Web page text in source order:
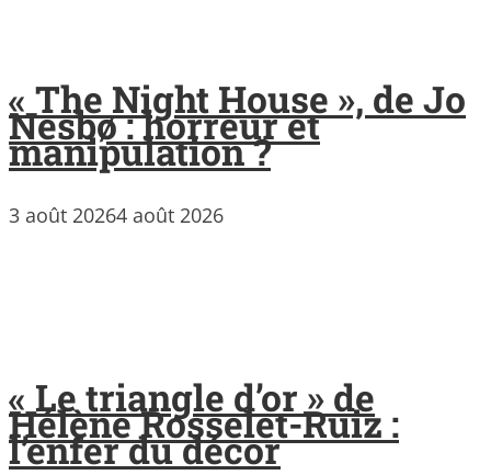
« The Night House », de Jo
Nesbø : horreur et
manipulation ?
3 août 20264 août 2026
« Le triangle d’or » de
Hélène Rosselet-Ruiz :
l’enfer du décor